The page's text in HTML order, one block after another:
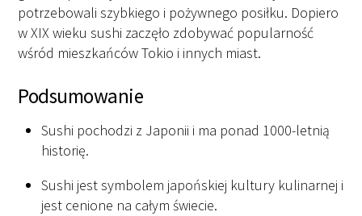
potrzebowali szybkiego i pożywnego posiłku. Dopiero
w XIX wieku sushi zaczęło zdobywać popularność
wśród mieszkańców Tokio i innych miast.
Podsumowanie
Sushi pochodzi z Japonii i ma ponad 1000-letnią
historię.
Sushi jest symbolem japońskiej kultury kulinarnej i
jest cenione na całym świecie.